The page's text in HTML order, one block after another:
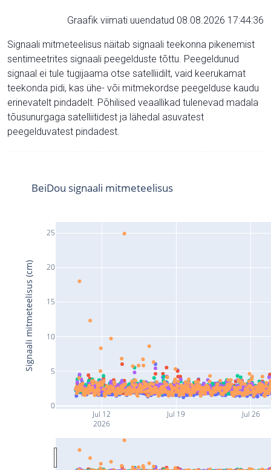
Graafik viimati uuendatud 08.08.2026 17:44:36
Signaali mitmeteelisus näitab signaali teekonna pikenemist
sentimeetrites signaali peegelduste tõttu. Peegeldunud
signaal ei tule tugijaama otse satelliidilt, vaid keerukamat
teekonda pidi, kas ühe- või mitmekordse peegelduse kaudu
erinevatelt pindadelt. Põhilised veaallikad tulenevad madala
tõusunurgaga satelliitidest ja lähedal asuvatest
peegelduvatest pindadest.
Jul 12
2026
Jul 19 Jul 26
0
5
10
15
20
25
BeiDou signaali mitmeteelisus
Signaali mitmeteelisus (cm)